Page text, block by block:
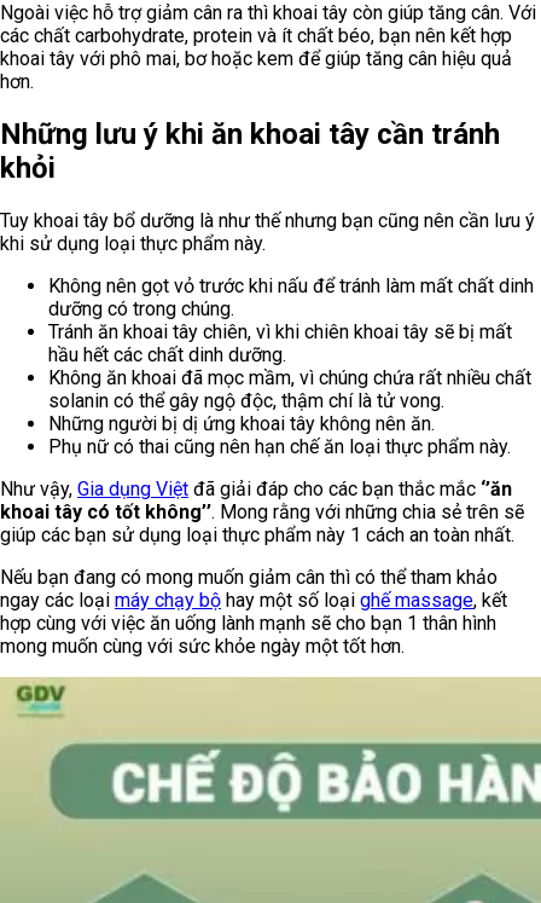
Ngoài việc hỗ trợ giảm cân ra thì khoai tây còn giúp tăng cân. Với
các chất carbohydrate, protein và ít chất béo, bạn nên kết hợp
khoai tây với phô mai, bơ hoặc kem để giúp tăng cân hiệu quả
hơn.
Những lưu ý khi ăn khoai tây cần tránh
khỏi
Tuy khoai tây bổ dưỡng là như thế nhưng bạn cũng nên cần lưu ý
khi sử dụng loại thực phẩm này.
Không nên gọt vỏ trước khi nấu để tránh làm mất chất dinh
dưỡng có trong chúng.
Tránh ăn khoai tây chiên, vì khi chiên khoai tây sẽ bị mất
hầu hết các chất dinh dưỡng.
Không ăn khoai đã mọc mầm, vì chúng chứa rất nhiều chất
solanin có thể gây ngộ độc, thậm chí là tử vong.
Những người bị dị ứng khoai tây không nên ăn.
Phụ nữ có thai cũng nên hạn chế ăn loại thực phẩm này.
Như vậy, Gia dụng Việt đã giải đáp cho các bạn thắc mắc ‘’ăn
khoai tây có tốt không’’. Mong rằng với những chia sẻ trên sẽ
giúp các bạn sử dụng loại thực phẩm này 1 cách an toàn nhất.
Nếu bạn đang có mong muốn giảm cân thì có thể tham khảo
ngay các loại máy chạy bộ hay một số loại ghế massage, kết
hợp cùng với việc ăn uống lành mạnh sẽ cho bạn 1 thân hình
mong muốn cùng với sức khỏe ngày một tốt hơn.